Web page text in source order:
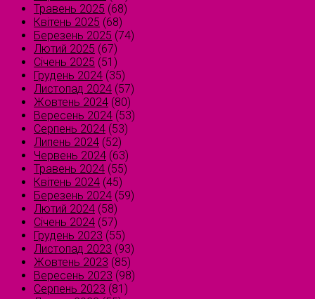
Травень 2025 (68)
Квітень 2025 (68)
Березень 2025 (74)
Лютий 2025 (67)
Січень 2025 (51)
Грудень 2024 (35)
Листопад 2024 (57)
Жовтень 2024 (80)
Вересень 2024 (53)
Серпень 2024 (53)
Липень 2024 (52)
Червень 2024 (63)
Травень 2024 (55)
Квітень 2024 (45)
Березень 2024 (59)
Лютий 2024 (58)
Січень 2024 (57)
Грудень 2023 (55)
Листопад 2023 (93)
Жовтень 2023 (85)
Вересень 2023 (98)
Серпень 2023 (81)